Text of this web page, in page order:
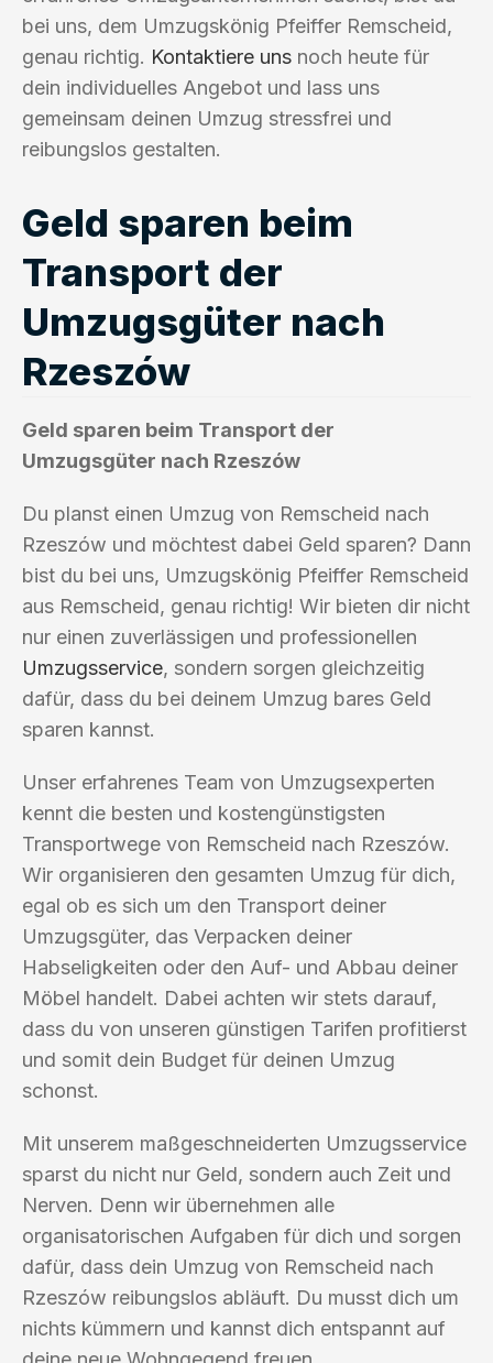
bei uns, dem Umzugskönig Pfeiffer Remscheid,
genau richtig. Kontaktiere uns noch heute für
dein individuelles Angebot und lass uns
gemeinsam deinen Umzug stressfrei und
reibungslos gestalten.
Geld sparen beim
Transport der
Umzugsgüter nach
Rzeszów
Geld sparen beim Transport der
Umzugsgüter nach Rzeszów
Du planst einen Umzug von Remscheid nach
Rzeszów und möchtest dabei Geld sparen? Dann
bist du bei uns, Umzugskönig Pfeiffer Remscheid
aus Remscheid, genau richtig! Wir bieten dir nicht
nur einen zuverlässigen und professionellen
Umzugsservice, sondern sorgen gleichzeitig
dafür, dass du bei deinem Umzug bares Geld
sparen kannst.
Unser erfahrenes Team von Umzugsexperten
kennt die besten und kostengünstigsten
Transportwege von Remscheid nach Rzeszów.
Wir organisieren den gesamten Umzug für dich,
egal ob es sich um den Transport deiner
Umzugsgüter, das Verpacken deiner
Habseligkeiten oder den Auf- und Abbau deiner
Möbel handelt. Dabei achten wir stets darauf,
dass du von unseren günstigen Tarifen profitierst
und somit dein Budget für deinen Umzug
schonst.
Mit unserem maßgeschneiderten Umzugsservice
sparst du nicht nur Geld, sondern auch Zeit und
Nerven. Denn wir übernehmen alle
organisatorischen Aufgaben für dich und sorgen
dafür, dass dein Umzug von Remscheid nach
Rzeszów reibungslos abläuft. Du musst dich um
nichts kümmern und kannst dich entspannt auf